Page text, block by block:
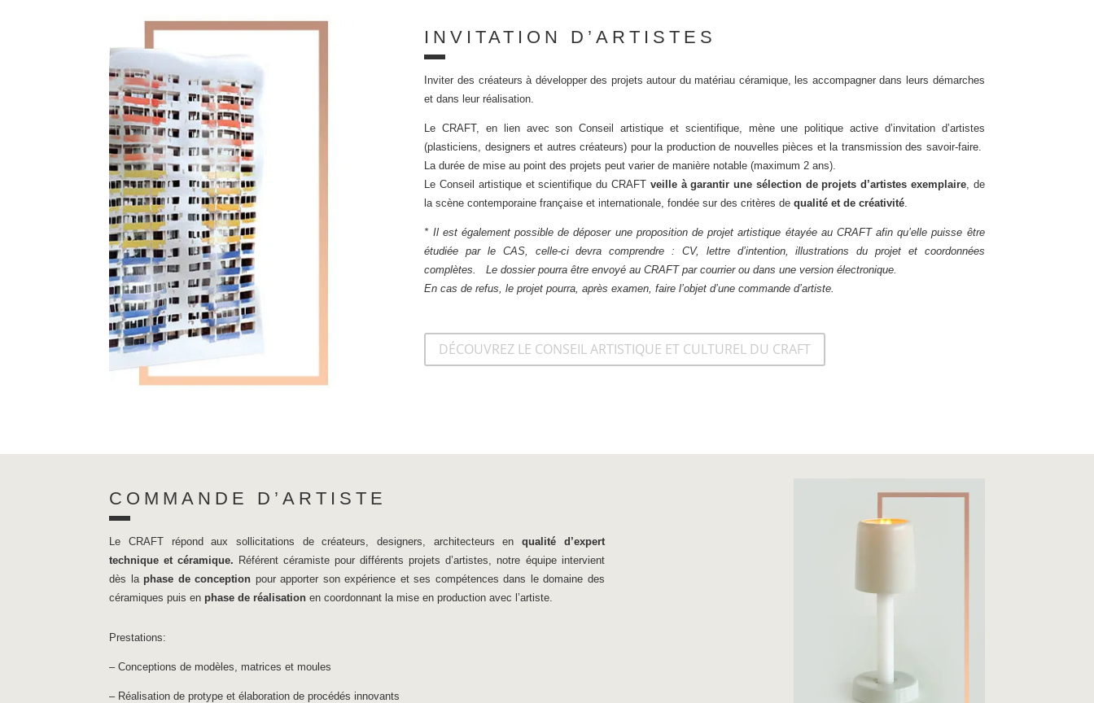
INVITATION D’ARTISTES
Inviter des créateurs à développer des projets autour du matériau céramique, les accompagner dans leurs démarches
et dans leur réalisation.
Le CRAFT, en lien avec son Conseil artistique et scientifique, mène une politique active d’invitation d’artistes
(plasticiens, designers et autres créateurs) pour la production de nouvelles pièces et la transmission des savoir-faire.
La durée de mise au point des projets peut varier de manière notable (maximum 2 ans).
Le Conseil artistique et scientifique du CRAFT veille à garantir une sélection de projets d’artistes exemplaire, de
la scène contemporaine française et internationale, fondée sur des critères dequalité et de créativité
* Il est également possible de déposer une proposition de projet artistique étayée au CRAFT afin qu’elle puisse être
étudiée par le CAS, celle-ci devra comprendre : CV, lettre d’intention, illustrations du projet et coordonnées
complètes. Le dossier pourra être envoyé au CRAFT par courrier ou dans une version électronique.
En cas de refus, le projet pourra, après examen, faire l’objet d’une commande d’artiste.
DÉCOUVREZ LE CONSEIL ARTISTIQUE ET CULTUREL DU CRAFT
COMMANDE D’ARTISTE
Le CRAFT répond aux sollicitations de créateurs, designers, architecteurs en qualité d’expert
technique et céramique. Référent céramiste pour différents projets d’artistes, notre équipe intervient
dès la phase de conception pour apporter son expérience et ses compétences dans le domaine des
céramiques puis en phase de réalisation en coordonnant la mise en production avec l’artiste.
Prestations:
– Conceptions de modèles, matrices et moules
– Réalisation de protype et élaboration de procédés innovants